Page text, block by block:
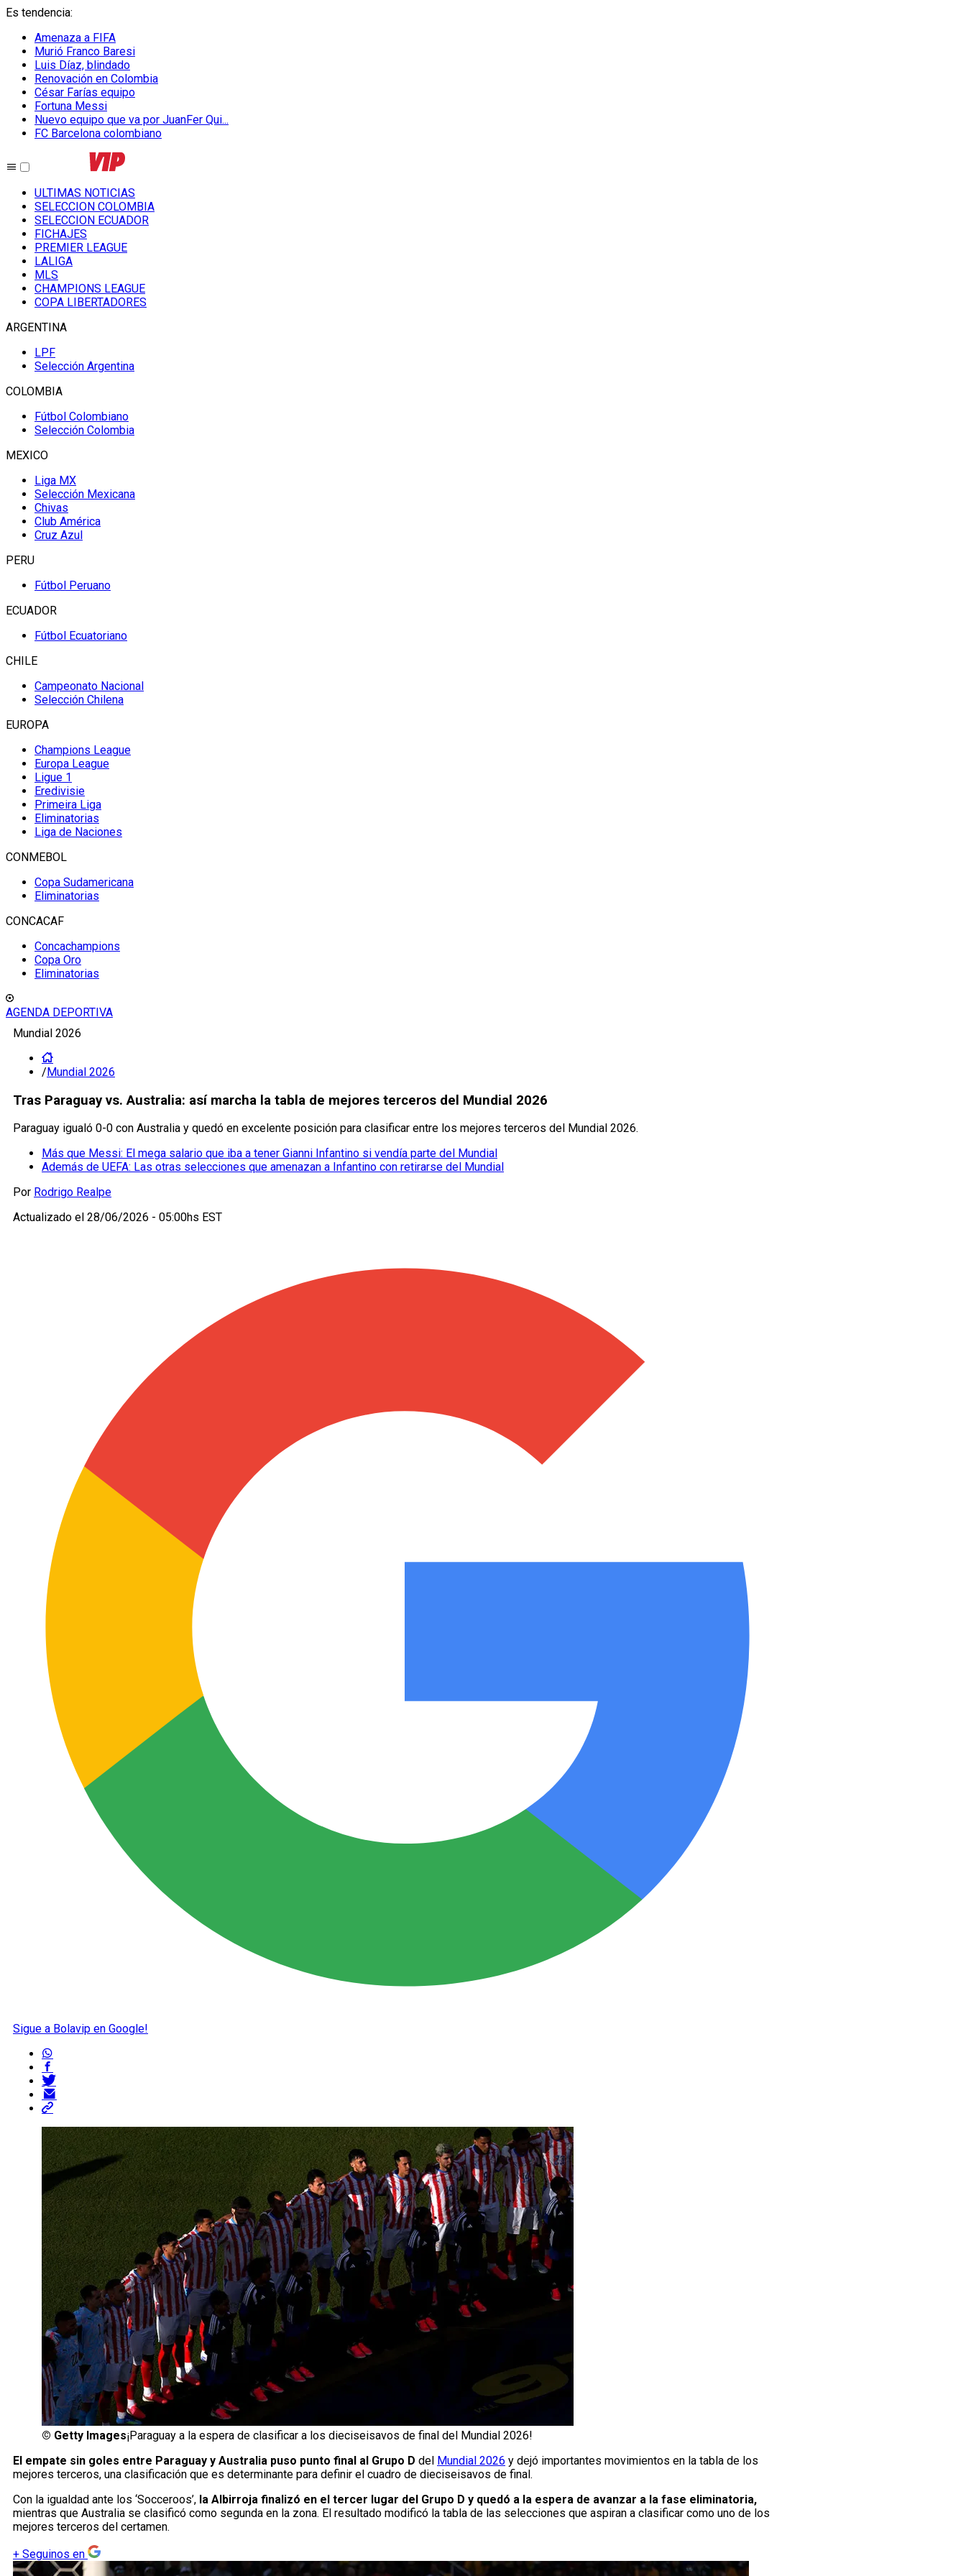
Es tendencia:
Amenaza a FIFA
Murió Franco Baresi
Luis Díaz, blindado
Renovación en Colombia
César Farías equipo
Fortuna Messi
Nuevo equipo que va por JuanFer Qui...
FC Barcelona colombiano
ULTIMAS NOTICIAS
SELECCION COLOMBIA
SELECCION ECUADOR
FICHAJES
PREMIER LEAGUE
LALIGA
MLS
CHAMPIONS LEAGUE
COPA LIBERTADORES
ARGENTINA
LPF
Selección Argentina
COLOMBIA
Fútbol Colombiano
Selección Colombia
MEXICO
Liga MX
Selección Mexicana
Chivas
Club América
Cruz Azul
PERU
Fútbol Peruano
ECUADOR
Fútbol Ecuatoriano
CHILE
Campeonato Nacional
Selección Chilena
EUROPA
Champions League
Europa League
Ligue 1
Eredivisie
Primeira Liga
Eliminatorias
Liga de Naciones
CONMEBOL
Copa Sudamericana
Eliminatorias
CONCACAF
Concachampions
Copa Oro
Eliminatorias
AGENDA DEPORTIVA
Mundial 2026
/Mundial 2026
Tras Paraguay vs. Australia: así marcha la tabla de mejores terceros del Mundial 2026
Paraguay igualó 0-0 con Australia y quedó en excelente posición para clasificar entre los mejores terceros del Mundial 2026.
Más que Messi: El mega salario que iba a tener Gianni Infantino si vendía parte del Mundial
Además de UEFA: Las otras selecciones que amenazan a Infantino con retirarse del Mundial
Por Rodrigo Realpe
Actualizado el 28/06/2026 - 05:00hs EST
Sigue a Bolavip en Google!
© Getty Images¡Paraguay a la espera de clasificar a los dieciseisavos de final del Mundial 2026!
El empate sin goles entre Paraguay y Australia puso punto final al Grupo D del Mundial 2026 y dejó importantes movimientos en la tabla de los
mejores terceros, una clasificación que es determinante para definir el cuadro de dieciseisavos de final.
Con la igualdad ante los ‘Socceroos’, la Albirroja finalizó en el tercer lugar del Grupo D y quedó a la espera de avanzar a la fase eliminatoria,
mientras que Australia se clasificó como segunda en la zona. El resultado modificó la tabla de las selecciones que aspiran a clasificar como uno de los
mejores terceros del certamen.
+ Seguinos en